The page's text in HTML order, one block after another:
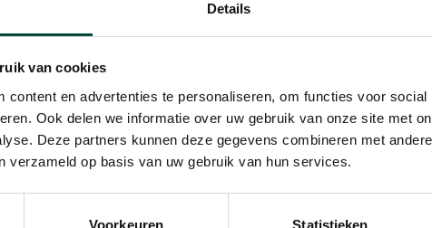
Details
van cookies
content en advertenties te personaliseren, om functies voor social
Ook delen we informatie over uw gebruik van onze site met
Deze partners kunnen deze gegevens combineren met
verzameld op basis van uw gebruik van hun services.
Voorkeuren Statistieken
Gorinchem, Gouda,
Krimpenerwaard,
Middelburg,
Oldebroek/Elburg,
Schiedam,
Vlissingen, Volendam,
Dit overzicht is voor